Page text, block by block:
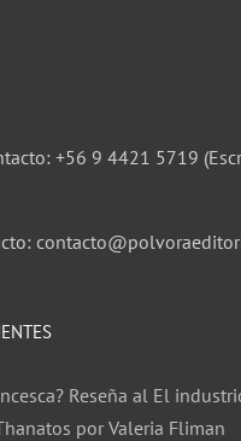
+56 9 4421 5719
Reseña al El
por Valeria Fliman